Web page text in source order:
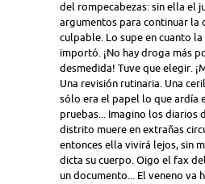
del rompecabezas: sin ella el
argumentos para continuar la
culpable. Lo supe en cuanto la
importó. ¡No hay droga más
desmedida! Tuve que elegir.
Una revisión rutinaria. Una
sólo era el papel lo que ardía
pruebas... Imagino los diarios
distrito muere en extrañas
entonces ella vivirá lejos, sin
dicta su cuerpo. Oigo el fax
un documento... El veneno va